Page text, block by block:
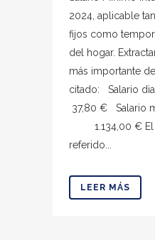
2024, aplicable
fijos como
del hogar.
más importante
citado:
37,80 €
1.134,00 € El
referido...
LEER MÁS